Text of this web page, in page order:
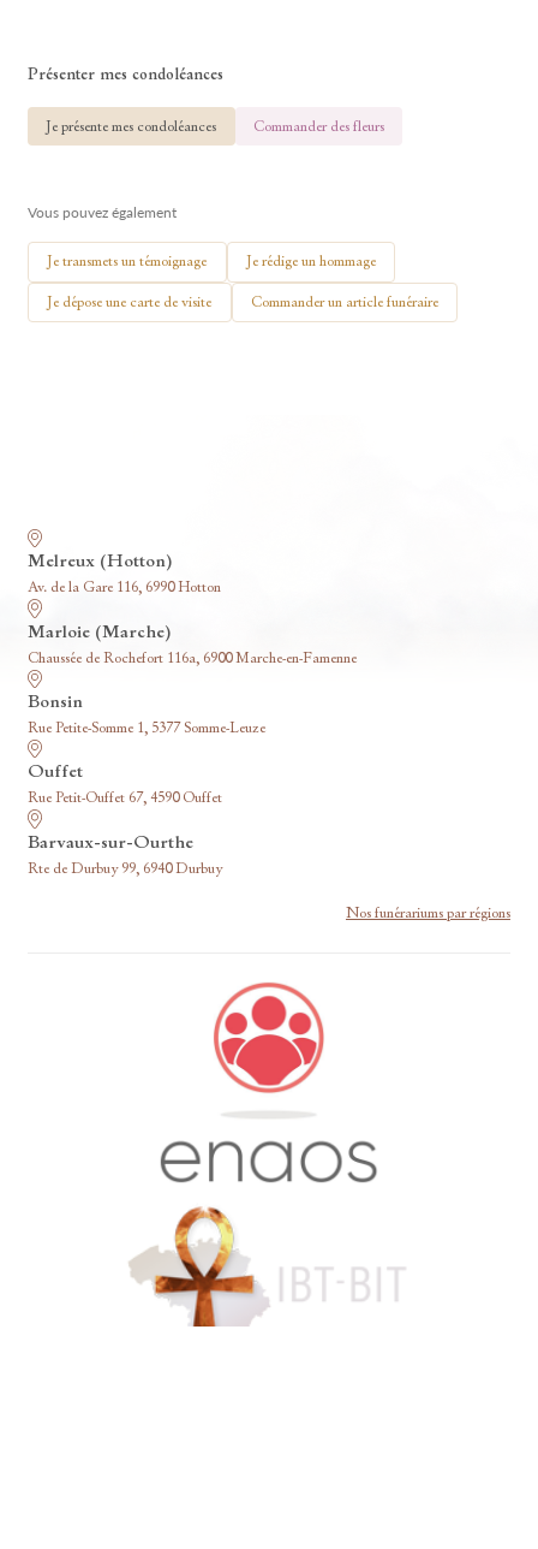
Présenter mes condoléances
Je présente mes condoléances Commander des fleurs
Vous pouvez également
Je transmets un témoignage Je rédige un hommage
Je dépose une carte de visite Commander un article funéraire
Melreux (Hotton)
Av. de la Gare 116, 6990 Hotton
Marloie (Marche)
Chaussée de Rochefort 116a, 6900 Marche-en-Famenne
Bonsin
Rue Petite-Somme 1, 5377 Somme-Leuze
Ouffet
Rue Petit-Ouffet 67, 4590 Ouffet
Barvaux-sur-Ourthe
Rte de Durbuy 99, 6940 Durbuy
Nos funérariums par régions